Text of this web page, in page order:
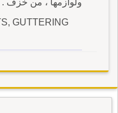
ولوازمها ، من خزف .
GUTTERING